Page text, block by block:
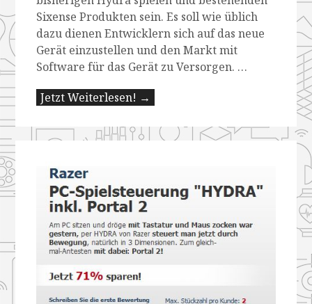
Sixense Produkten sein. Es soll wie üblich
dazu dienen Entwicklern sich auf das neue
Gerät einzustellen und den Markt mit
Software für das Gerät zu Versorgen. …
Jetzt Weiterlesen! →